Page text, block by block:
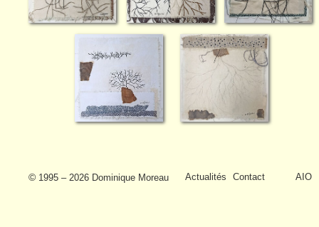
© 1995 – 2026 Dominique Moreau Actualités Contact AIO